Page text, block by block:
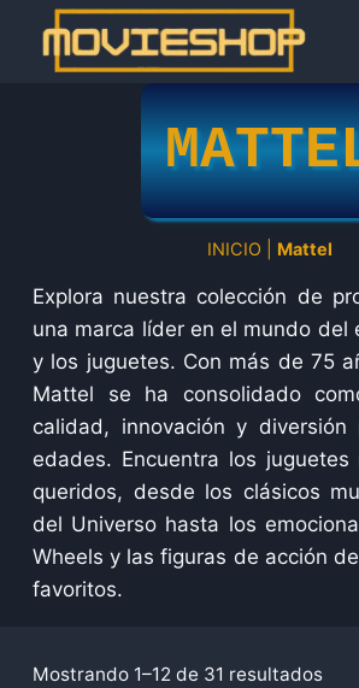
Saltar
contenido
INICIO Mattel
Explora nuestra colección de
una marca líder en el mundo del
y los juguetes. Con más de 75
Mattel se ha consolidado
calidad, innovación y
edades. Encuentra los
queridos, desde los clásicos
del Universo hasta los
Wheels y las figuras de acción
favoritos.
Mostrando 1–12 de 31 resultados